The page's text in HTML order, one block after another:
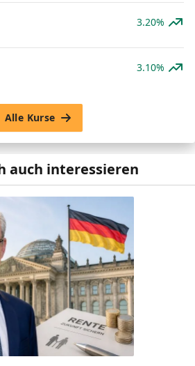
3.20%
3.10%
Alle Kurse
auch interessieren